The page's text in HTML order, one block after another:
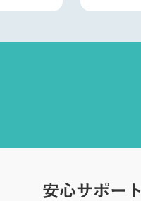
安心サポート